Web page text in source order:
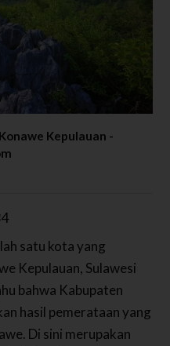
Kepulauan -
satu kota yang
Kepulauan, Sulawesi
bahwa Kabupaten
hasil pemerataan yang
Di sini merupakan